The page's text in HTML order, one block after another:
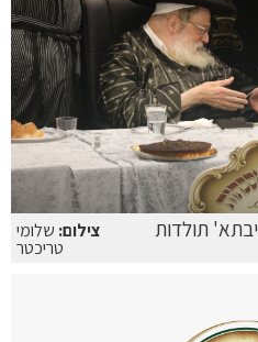
תולדות צילום: שלומי
טריכטר